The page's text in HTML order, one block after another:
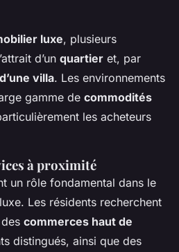
luxe, plusieurs
d’un quartier et, par
villa. Les environnements
gamme de commodités
les acheteurs
à proximité
un rôle fondamental dans le
Les résidents recherchent
commerces haut de
distingués, ainsi que des